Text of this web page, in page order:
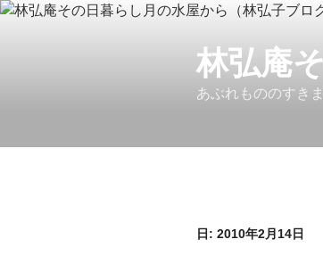
コ
林弘庵
あぶれもののすき
日: 2010年2月14日